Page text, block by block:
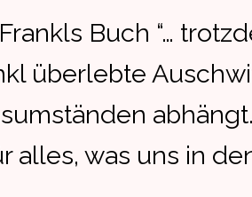
Buch “…
überlebte
was uns in